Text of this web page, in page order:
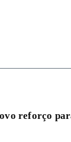
reforço